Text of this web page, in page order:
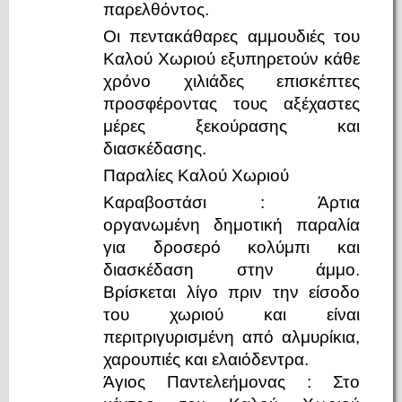
παρελθόντος.
Οι πεντακάθαρες αμμουδιές του
Καλού Χωριού εξυπηρετούν κάθε
χρόνο χιλιάδες επισκέπτες
προσφέροντας τους αξέχαστες
μέρες ξεκούρασης και
διασκέδασης.
Παραλίες Kαλού Xωριού
Kαραβοστάσι : Άρτια
οργανωμένη δημοτική παραλία
για δροσερό κολύμπι και
διασκέδαση στην άμμο.
Βρίσκεται λίγο πριν την είσοδο
του χωριού και είναι
περιτριγυρισμένη από αλμυρίκια,
χαρουπιές και ελαιόδεντρα.
Άγιος Παντελεήμονας : Στο